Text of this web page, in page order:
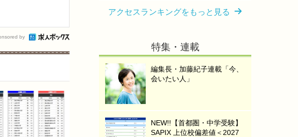
by
アクセスランキングをもっと見る
特集・連載
編集長・加藤紀子連載「今、
会いたい人」
NEW!!【首都圏・中学受験】
SAPIX 上位校偏差値＜2027